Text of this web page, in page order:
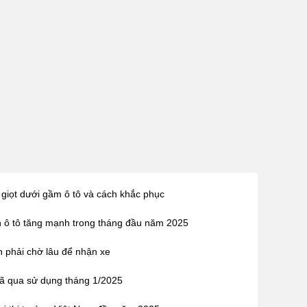
dưới gầm ô tô và cách khắc phục
ô tô tăng mạnh trong tháng đầu năm 2025
phải chờ lâu để nhận xe
qua sử dụng tháng 1/2025